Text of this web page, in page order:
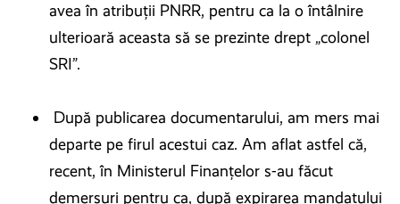
avea în atribuții PNRR, pentru ca la o întâlnire
ulterioară aceasta să se prezinte drept „colonel
SRI”.
După publicarea documentarului, am mers mai
departe pe firul acestui caz. Am aflat astfel că,
recent, în Ministerul Finanțelor s-au făcut
demersuri pentru ca, după expirarea mandatului